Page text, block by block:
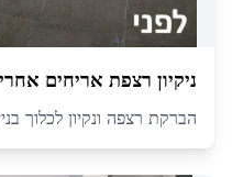
ניקיון רצפת אריחים
הברקת רצפה ונקיון לכלוך